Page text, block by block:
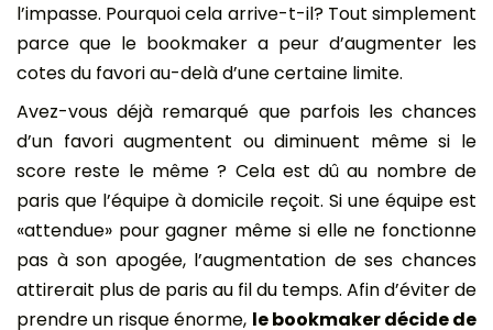
l’impasse. Pourquoi cela arrive-t-il? Tout simplement
parce que le bookmaker a peur d’augmenter les
cotes du favori au-delà d’une certaine limite.
Avez-vous déjà remarqué que parfois les chances
d’un favori augmentent ou diminuent même si le
score reste le même ? Cela est dû au nombre de
paris que l’équipe à domicile reçoit. Si une équipe est
«attendue» pour gagner même si elle ne fonctionne
pas à son apogée, l’augmentation de ses chances
attirerait plus de paris au fil du temps. Afin d’éviter de
prendre un risque énorme, le bookmaker décide de